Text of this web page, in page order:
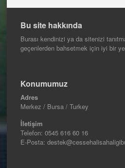
Bu site hakkında
Burası kendinizi ya da sitenizi
geçenlerden bahsetmek için iyi bir
Konumumuz
Adres
Merkez / Bursa / Turkey
İletişim
Telefon: 0545 616 60 16
E-Posta: